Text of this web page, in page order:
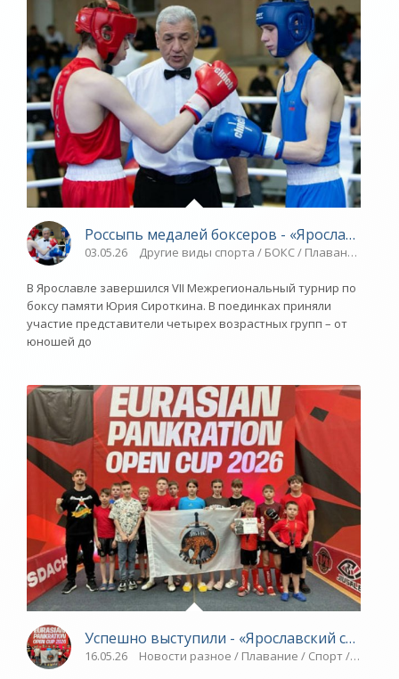
Россыпь медалей боксеров - «Ярославский
03.05.26 Другие виды спорта / БОКС / Плавание /
В Ярославле завершился VII Межрегиональный турнир по
боксу памяти Юрия Сироткина. В поединках приняли
участие представители четырех возрастных групп – от
юношей до
Успешно выступили - «Ярославский спорт»
16.05.26 Новости разное / Плавание / Спорт /